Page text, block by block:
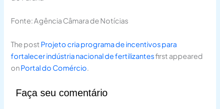
Fonte: Agência Câmara de Notícias
The post Projeto cria programa de incentivos para
fortalecer indústria nacional de fertilizantesfirst appeared
onPortal do Comércio
Faça seu comentário